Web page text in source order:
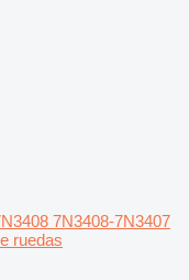
7N3408-7N3407
ruedas